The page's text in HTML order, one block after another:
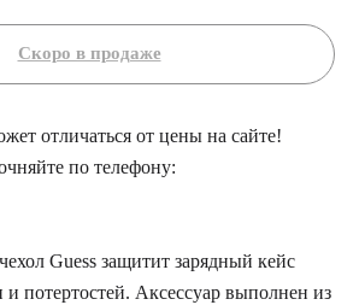
отличаться от цены на сайте!
по телефону:
Guess защитит зарядный кейс
и потертостей. Аксессуар выполнен из